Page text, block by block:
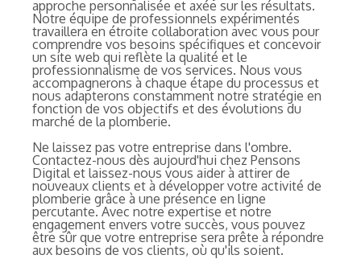
approche personnalisée et axée sur les résultats.
Notre équipe de professionnels expérimentés
travaillera en étroite collaboration avec vous pour
comprendre vos besoins spécifiques et concevoir
un site web qui reflète la qualité et le
professionnalisme de vos services. Nous vous
accompagnerons à chaque étape du processus et
nous adapterons constamment notre stratégie en
fonction de vos objectifs et des évolutions du
marché de la plomberie.
Ne laissez pas votre entreprise dans l'ombre.
Contactez-nous dès aujourd'hui chez Pensons
Digital et laissez-nous vous aider à attirer de
nouveaux clients et à développer votre activité de
plomberie grâce à une présence en ligne
percutante. Avec notre expertise et notre
engagement envers votre succès, vous pouvez
être sûr que votre entreprise sera prête à répondre
aux besoins de vos clients, où qu'ils soient.